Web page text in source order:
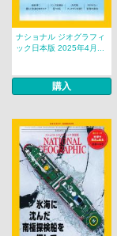
ナショナル ジオグラフィ
ック日本版 2025年4月...
購入